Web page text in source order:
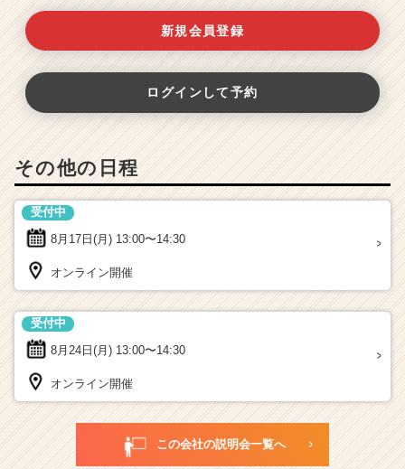
新規会員登録
ログインして予約
その他の日程
8月17日(月) 13:00〜14:30
受付中
オンライン開催
8月24日(月) 13:00〜14:30
受付中
オンライン開催
この会社の説明会一覧へ